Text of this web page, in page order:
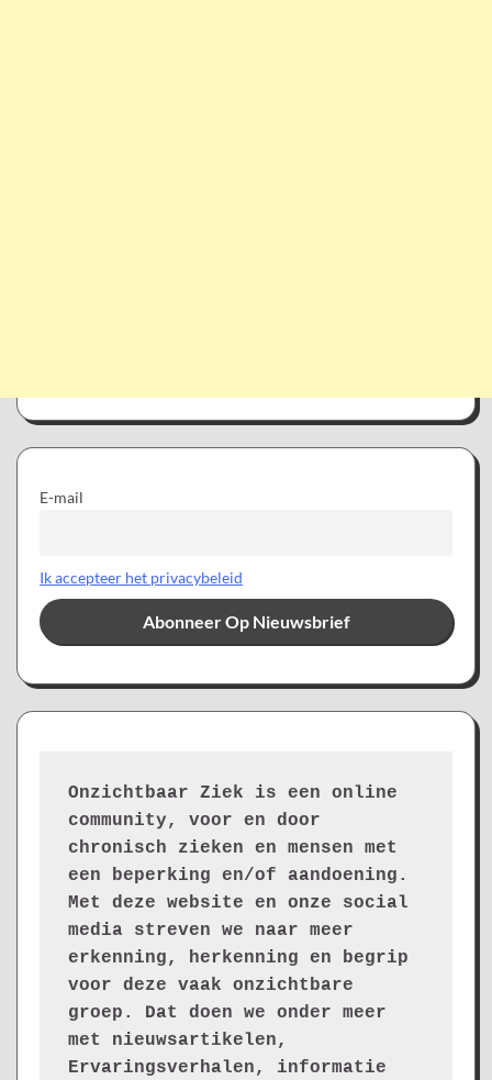
E-mail
Ik accepteer het privacybeleid
Onzichtbaar Ziek is een online
community, voor en door
chronisch zieken en mensen met
een beperking en/of aandoening.
Met deze website en onze social
media streven we naar meer
erkenning, herkenning en begrip
voor deze vaak onzichtbare
groep. Dat doen we onder meer
met nieuwsartikelen,
Ervaringsverhalen, informatie